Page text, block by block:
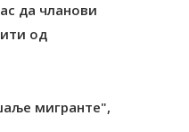
да чланови
од
мигранте",